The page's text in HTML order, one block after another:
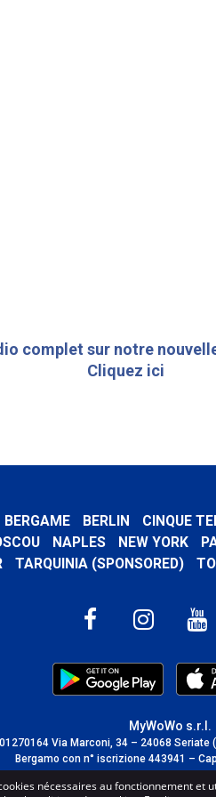
complet sur notre
Cliquez ici
BERGAME BERLIN CINQUE
NAPLES NEW YORK
TARQUINIA (SPONSORED)
MyWoWo s.r.l.
Via Marconi, 34 – 24068
Bergamo con n° iscrizione 443941 –
TERMS AND CONDITIONS
nécessaires au fonctionnement et